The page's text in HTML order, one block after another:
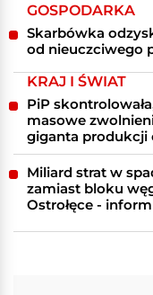
GOSPODARKA
Skarbówka
od nieuczciwego
KRAJ I ŚWIAT
PiP
masowe
giganta produkcji
Miliard strat w
zamiast bloku
Ostrołęce -